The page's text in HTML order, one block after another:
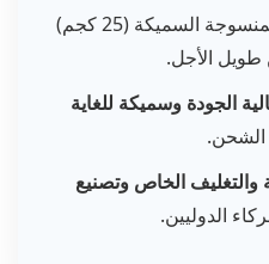
المنسوجة السميكة (25 كجم)
طويل الأجل.
الجودة وسميكة للغاية
الشحن.
والتغليف الخاص وتصنيع
الدوليين.